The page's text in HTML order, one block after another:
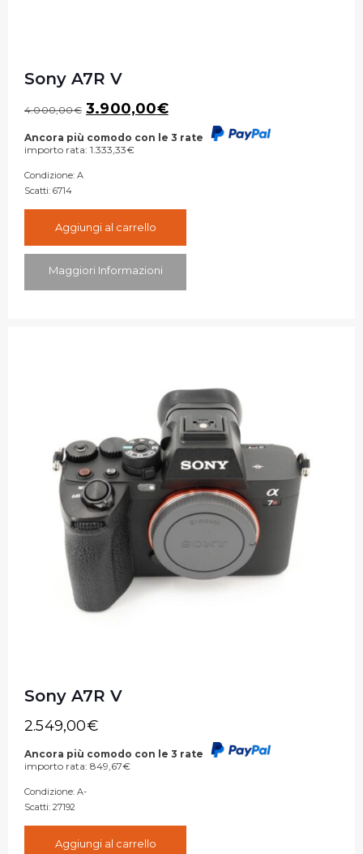
Sony A7R V
4.000,00€ Il
originale
era:
3.900,00€Il
prezzo
attuale
Ancora più comodo con le 3 rate
importo rata: 1.333,33€
Condizione: A
Scatti: 6714
Aggiungi al carrello
Maggiori Informazioni
Sony A7R V
2.549,00€
Ancora più comodo con le 3 rate
importo rata: 849,67€
Condizione: A-
Scatti: 27192
Aggiungi al carrello